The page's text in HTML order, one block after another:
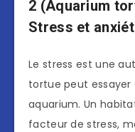
2 (Aquarium
Stress et
Le stress est une
tortue peut essayer
aquarium. Un
facteur de stress,